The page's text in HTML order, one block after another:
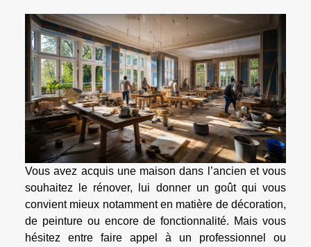
Vous avez acquis une maison dans l’ancien et vous
souhaitez le rénover, lui donner un goût qui vous
convient mieux notamment en matière de décoration,
de peinture ou encore de fonctionnalité. Mais vous
hésitez entre faire appel à un professionnel ou